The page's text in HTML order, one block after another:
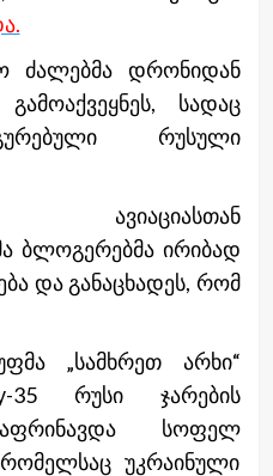
ძალებმა დრონიდან
სადაც
რუსული
ავიაციასთან
ბლოგერებმა ირიბად
და განაცხადეს, რომ
„სამხრეთ არხი“
რუსი ჯარების
სოფელ
უკრაინული